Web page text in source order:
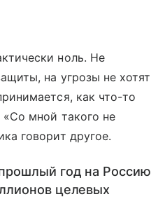
ноль. Не
на угрозы не хотят
как что-то
мной такого не
говорит другое.
год на Россию
целевых